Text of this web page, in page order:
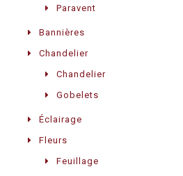
Paravent
Bannières
Chandelier
Chandelier
Gobelets
Éclairage
Fleurs
Feuillage